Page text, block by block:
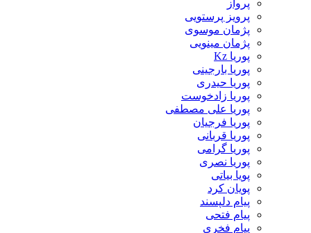
پرواز
پرویز پرستویی
پژمان موسوی
پژمان مینویی
پوریا Kz
پوریا بارجینی
پوریا حیدری
پوریا زادخوست
پوریا علی مصطفی
پوریا فرجیان
پوریا قربانی
پوریا گرامی
پوریا نصری
پویا بیاتی
پویان کرد
پیام دلپسند
پیام فتحی
پیام فخری